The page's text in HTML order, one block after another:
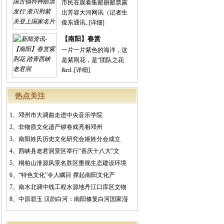
市民在观看集邮册邮票露
出芳容大河网讯（记者生
俊东通讯..[详细]
【南阳】春赏
一片一片紫色的海洋，这
是紫荆花，是“团队之花
&rd..[详细]
热点关注
1、 邓州市大调曲走进中央音乐学院
2、 非物质文化遗产锣卷戏亮相邓州
3、 南阳姓氏历史文化研究会姬姓分会成立
4、 西峡县老君洞景区举行“喜庆十八大”文
5、 桐柏山淮源风景名胜区重视生态建设环境
6、 “特色文化”令人瞩目 撑起南阳文化产
7、 南水北调中线工程水源地丹江口库区文物
8、 中原碧玉 汉韵白河：南阳修复白河国家湿